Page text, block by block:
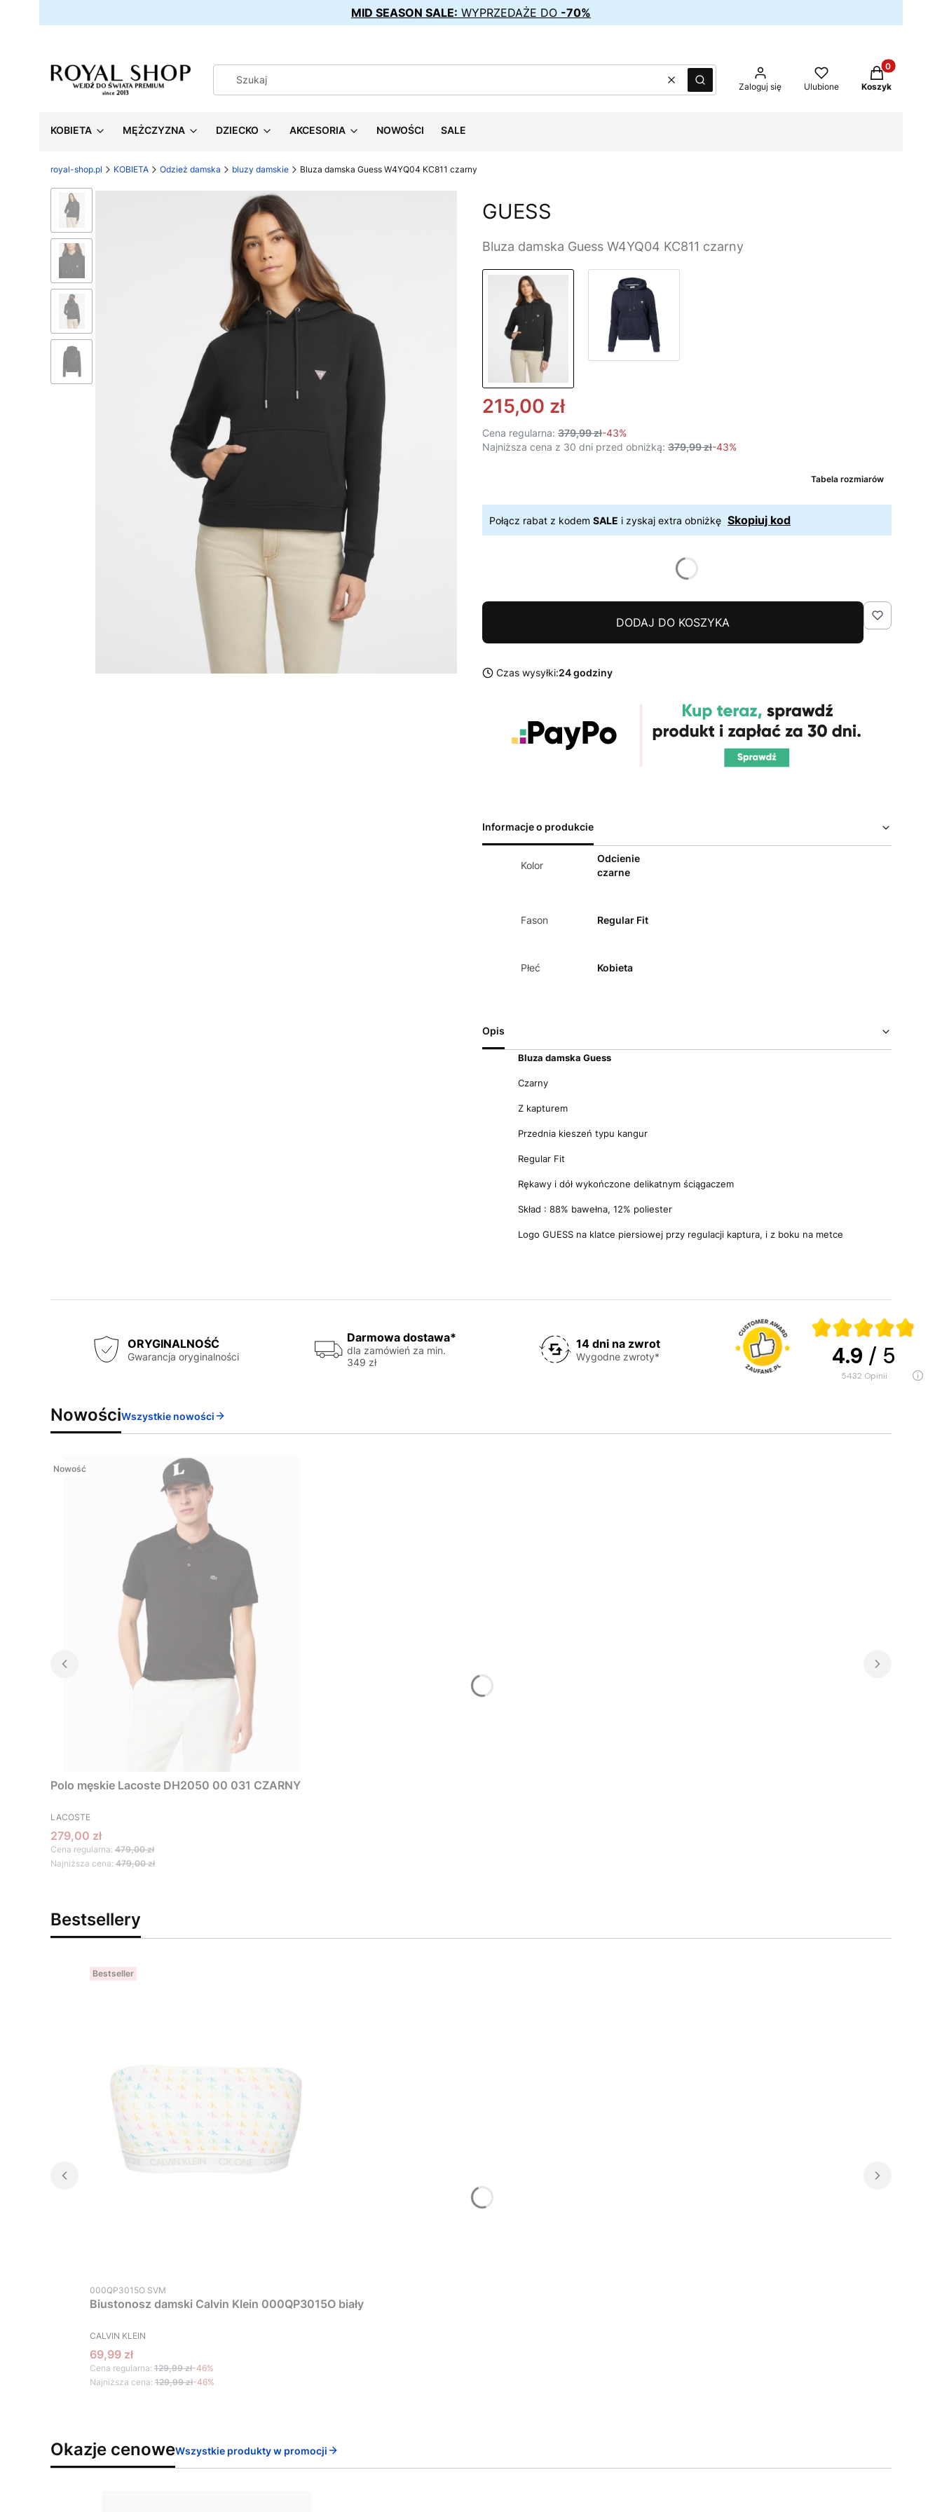
MID SEASON SALE: WYPRZEDAŻE DO -70%
WyczyśćSzukaj Zaloguj się Ulubione
Produkty w
Koszyk
KOBIETA MĘŻCZYZNA DZIECKO AKCESORIA NOWOŚCI SALE
royal-shop.pl KOBIETA Odzież damska bluzy damskie Bluza damska Guess W4YQ04 KC811 czarny
GUESS
Bluza damska Guess W4YQ04 KC811 czarny
215,00 zł
Cena regularna: 379,99 zł-43%
Najniższa cena z 30 dni przed obniżką: 379,99 zł-43%
Tabela rozmiarów
Połącz rabat z kodem SALE i zyskaj extra obniżkę Skopiuj kod
DODAJ DO KOSZYKA
Czas wysyłki:24 godziny
Informacje o produkcie
Kolor
Odcienie
czarne
Fason Regular Fit
Płeć Kobieta
Opis
Bluza damska Guess
Czarny
Z kapturem
Przednia kieszeń typu kangur
Regular Fit
Rękawy i dół wykończone delikatnym ściągaczem
Skład : 88% bawełna, 12% poliester
Logo GUESS na klatce piersiowej przy regulacji kaptura, i z boku na metce
ORYGINALNOŚĆ
Gwarancja oryginalności
Darmowa dostawa*
dla zamówień za min.
349 zł
14 dni na zwrot
Wygodne zwroty* 4.9 / 5
5432 opinii
NowościWszystkie nowości
Nowość
Polo męskie Lacoste DH2050 00 031 CZARNY
PRODUCENT
LACOSTE
Cena promocyjna
279,00 zł
Cena regularna: 479,00 zł
Najniższa cena: 479,00 zł
Bestsellery
Bestseller
Kod produktu
000QP3015O SVM
Biustonosz damski Calvin Klein 000QP3015O biały
PRODUCENT
CALVIN KLEIN
Cena promocyjna
69,99 zł
Cena regularna: 129,99 zł-46%
Najniższa cena: 129,99 zł-46%
Okazje cenoweWszystkie produkty w promocji